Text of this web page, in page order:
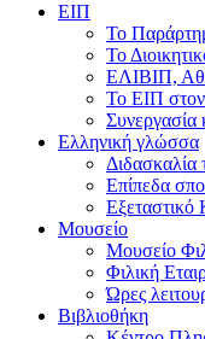
ΕΙΠ
Το
Το
ΕΛΙΒΙΠ,
Το ΕΙΠ
Συνεργασία
Ελληνική γλώσσα
Διδασκαλία
Επίπεδα
Εξεταστικό
Μουσείο
Μουσείο
Φιλική
Ώρες
Βιβλιοθήκη